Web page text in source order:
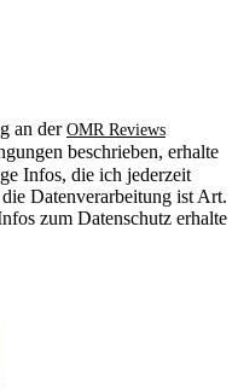
an derOMR Reviews
beschrieben, erhalte
Infos, die ich jederzeit
Datenverarbeitung ist Art.
zum Datenschutz erhalte